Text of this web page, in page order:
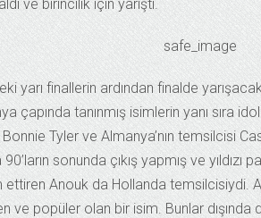
ve birincilik için yarıştı.
yarı finallerin ardından finalde
çapında tanınmış isimlerin yanı sıra
Bonnie Tyler ve Almanya’nın temsilcisi
sonunda çıkış yapmış ve
ettiren Anouk da Hollanda temsilcisiydi.
ve popüler olan bir isim. Bunlar